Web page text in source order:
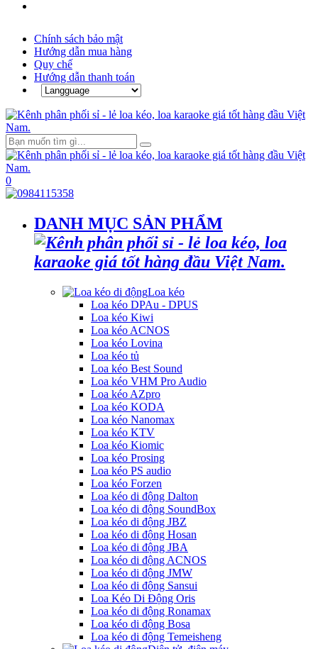
Chính sách bảo mật
Hướng dẫn mua hàng
Quy chế
Hướng dẫn thanh toán
0
DANH MỤC SẢN PHẨM
Loa kéo
Loa kéo DPAu - DPUS
Loa kéo Kiwi
Loa kéo ACNOS
Loa kéo Lovina
Loa kéo tủ
Loa kéo Best Sound
Loa kéo VHM Pro Audio
Loa kéo AZpro
Loa kéo KODA
Loa kéo Nanomax
Loa kéo KTV
Loa kéo Kiomic
Loa kéo Prosing
Loa kéo PS audio
Loa kéo Forzen
Loa kéo di động Dalton
Loa kéo di động SoundBox
Loa kéo di động JBZ
Loa kéo di động Hosan
Loa kéo di động JBA
Loa kéo di động ACNOS
Loa kéo di động JMW
Loa kéo di động Sansui
Loa Kéo Di Động Oris
Loa kéo di động Ronamax
Loa kéo di động Bosa
Loa kéo di động Temeisheng